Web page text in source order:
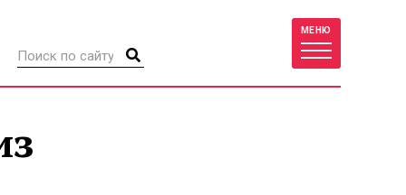
МЕНЮ